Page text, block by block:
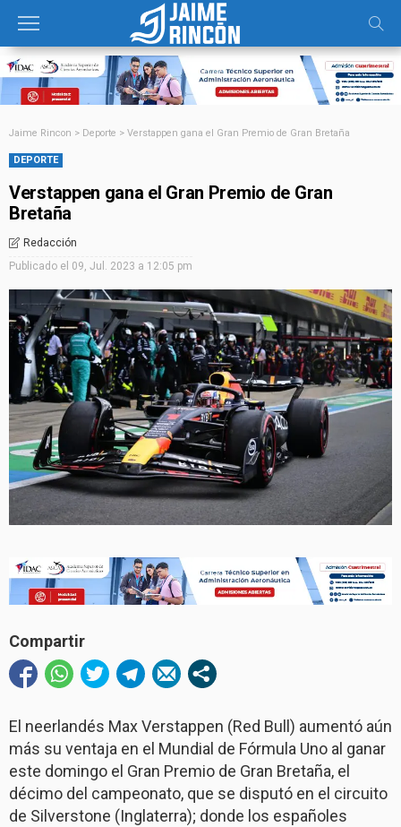
Jaime Rincon > Deporte > Verstappen gana el Gran Premio de Gran Bretaña
DEPORTE
Verstappen gana el Gran Premio de Gran
Bretaña
Redacción
Publicado el 09, Jul. 2023 a 12:05 pm
Compartir
El neerlandés Max Verstappen (Red Bull) aumentó aún
más su ventaja en el Mundial de Fórmula Uno al ganar
este domingo el Gran Premio de Gran Bretaña, el
décimo del campeonato, que se disputó en el circuito
de Silverstone (Inglaterra); donde los españoles